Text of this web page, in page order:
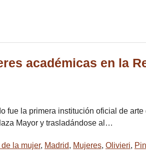
académicas en la
fue la primera institución oficial de
Mayor y trasladándose al…
la mujer, Madrid, Mujeres, Olivieri,